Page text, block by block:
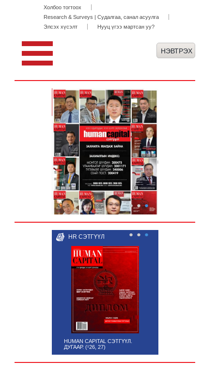
Холбоо тогтоох
Research & Surveys | Судалгаа, санал асуулга
Элсэх хүсэлт
Нууц үгээ мартсан уу?
● ● ●
HR СЭТГҮҮЛ
HUMAN CAPITAL СЭТГҮҮЛ.
ДУГААР. (¹26, 27)
● ● ●